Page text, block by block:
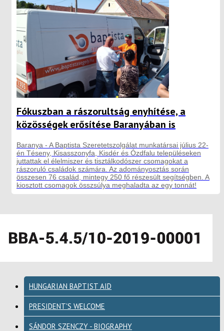
Fókuszban a rászorultság enyhítése, a
közösségek erősítése Baranyában is
Baranya - A Baptista Szeretetszolgálat munkatársai július 22-
én Téseny, Kisasszonyfa, Kisdér és Ózdfalu településeken
juttattak el élelmiszer és tisztálkodószer csomagokat a
rászoruló családok számára. Az adományosztás során
összesen 76 család, mintegy 250 fő részesült segítségben. A
kiosztott csomagok összsúlya meghaladta az egy tonnát!
HUNGARIAN BAPTIST AID
PRESIDENT'S WELCOME
SÁNDOR SZENCZY - BIOGRAPHY